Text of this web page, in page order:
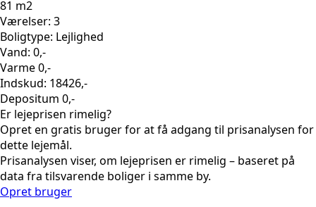
81 m2
Værelser: 3
Boligtype: Lejlighed
Vand: 0,-
Varme 0,-
Indskud: 18426,-
Depositum 0,-
Er lejeprisen rimelig?
Opret en gratis bruger for at få adgang til prisanalysen for
dette lejemål.
Prisanalysen viser, om lejeprisen er rimelig – baseret på
data fra tilsvarende boliger i samme by.
Opret bruger